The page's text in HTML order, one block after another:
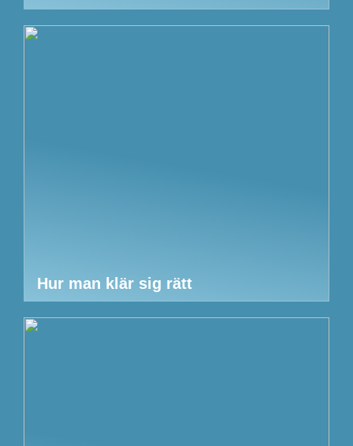
Hur man klär sig rätt